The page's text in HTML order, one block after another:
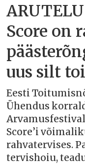
Score on
uus silt
Eesti
Ühendus
Score’i
rahvatervises.
tervishoiu,